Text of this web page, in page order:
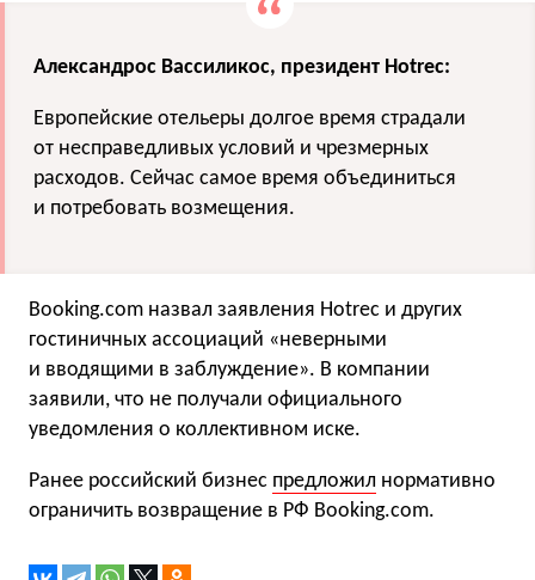
Александрос Вассиликос, президент Hotrec:
Европейские отельеры долгое время страдали
от несправедливых условий и чрезмерных
расходов. Сейчас самое время объединиться
и потребовать возмещения.
Booking.com назвал заявления Hotrec и других
гостиничных ассоциаций «неверными
и вводящими в заблуждение». В компании
заявили, что не получали официального
уведомления о коллективном иске.
Ранее российский бизнес предложил нормативно
ограничить возвращение в РФ Booking.com.